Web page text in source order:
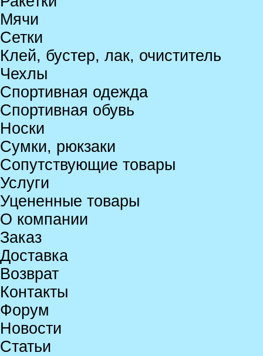
Мячи
Сетки
Клей, бустер, лак, очиститель
Чехлы
Спортивная одежда
Спортивная обувь
Носки
Сумки, рюкзаки
Сопутствующие товары
Услуги
Уцененные товары
О компании
Заказ
Доставка
Возврат
Контакты
Форум
Новости
Статьи